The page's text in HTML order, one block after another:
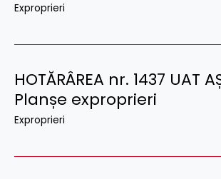
Exproprieri
HOTĂRÂREA nr. 1437 UAT
Planșe exproprieri
Exproprieri